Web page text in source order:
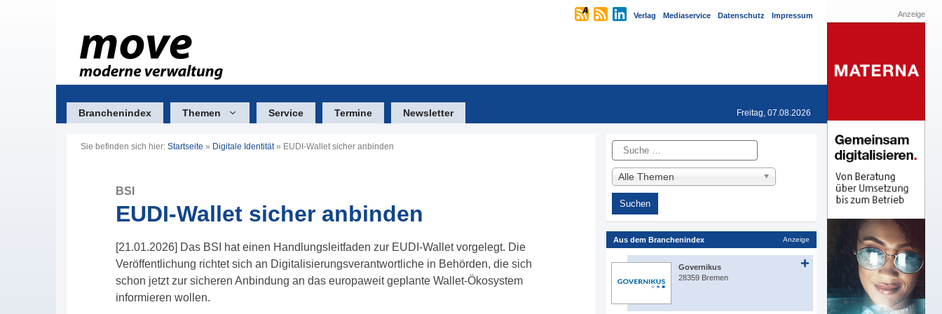
Verlag Mediaservice Datenschutz Impressum
Branchenindex Themen Service Termine Newsletter Freitag, 07.08.2026
Sie befinden sich hier: Startseite » Digitale Identität» EUDI-Wallet sicher anbinden
BSI
EUDI-Wallet sicher anbinden
[21.01.2026] Das BSI hat einen Handlungsleitfaden zur EUDI-Wallet vorgelegt. Die
Veröffentlichung richtet sich an Digitalisierungsverantwortliche in Behörden, die sich
schon jetzt zur sicheren Anbindung an das europaweit geplante Wallet-Ökosystem
informieren wollen.
Suche
Alle Themen
Aus dem Branchenindex Anzeige
Governikus
28359 Bremen
Anzeige